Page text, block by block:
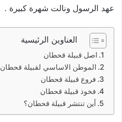
عهد الرسول ونالت شهرة كبيرة .
العناوين الرئيسية
اصل قبيلة قحطان
الموطن الاساسي لقبيلة قحطان
فروع قبيلة قحطان
فخوذ قبيلة قحطان
أين تنتشر قبيلة قحطان؟